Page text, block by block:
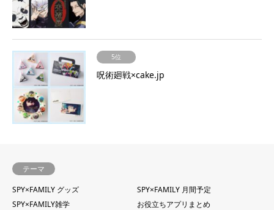
5位
呪術廻戦×cake.jp
テーマ
SPY×FAMILY グッズ
SPY×FAMILY 月間予定
SPY×FAMILY雑学
お役立ちアプリまとめ